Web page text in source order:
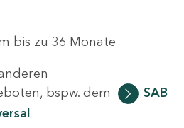
bis zu 36 Monate
bspw. dem
SAB